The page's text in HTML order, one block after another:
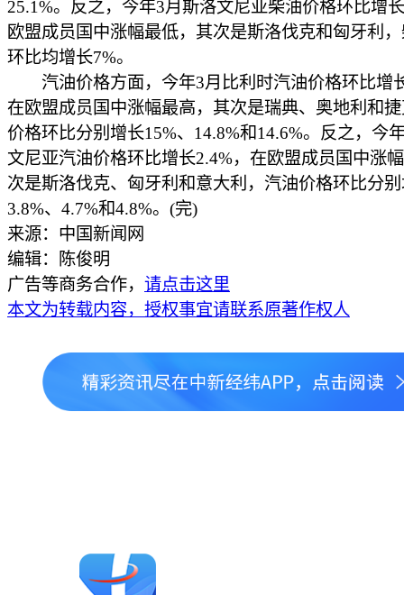
25.1%。反之，今年3月斯洛文尼亚柴油价格环比增
欧盟成员国中涨幅最低，其次是斯洛伐克和匈牙利
环比均增长7%。
汽油价格方面，今年3月比利时汽油价格环比增
在欧盟成员国中涨幅最高，其次是瑞典、奥地利和
价格环比分别增长15%、14.8%和14.6%。反之，今
文尼亚汽油价格环比增长2.4%，在欧盟成员国中涨
次是斯洛伐克、匈牙利和意大利，汽油价格环比分
3.8%、4.7%和4.8%。(完)
来源：中国新闻网
编辑：陈俊明
广告等商务合作， 请点击这里
本文为转载内容，授权事宜请联系原著作权人